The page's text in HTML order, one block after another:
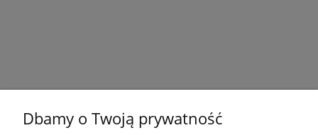
Dbamy o Twoją prywatność